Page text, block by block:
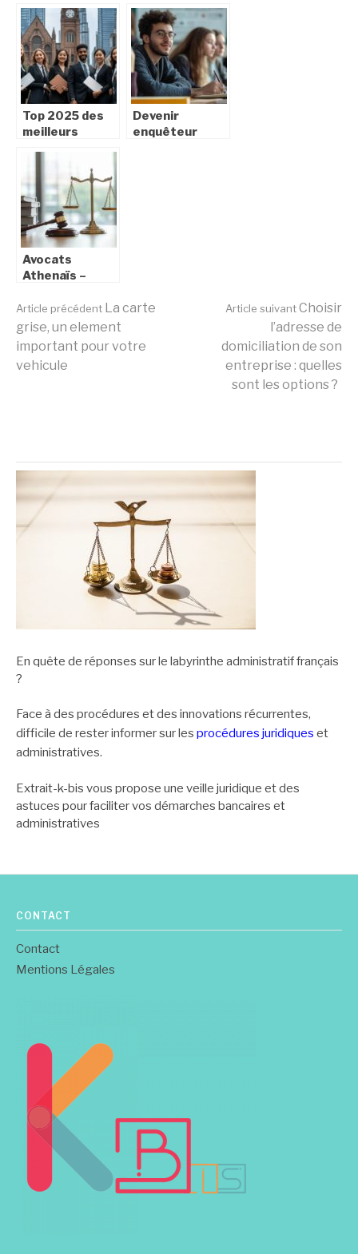
succession
chez le notaire
du monde
professionnel
Top 2025 des
meilleurs
affaires selon
Thotis :
decouvrez le
classement
complet
Devenir
enquêteur
Avocats
Athenaïs –
Bordeaux – 05
35 54 03 25
Lire
la
Article précédent La carte
grise, un element
important pour votre
vehicule
Article suivantChoisir
l’adresse de
domiciliation de son
entreprise : quelles
sont les options ?
En quête de réponses sur le labyrinthe administratif français
?
Face à des procédures et des innovations récurrentes,
difficile de rester informer sur les procédures juridiques et
administratives.
Extrait-k-bis vous propose une veille juridique et des
astuces pour faciliter vos démarches bancaires et
administratives
CONTACT
Contact
Mentions Légales